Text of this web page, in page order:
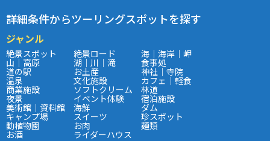
詳細条件からツーリングスポットを探す
ジャンル
絶景スポット 絶景ロード 海｜海岸｜岬
山｜高原 湖｜川｜滝 食事処
道の駅 お土産 神社｜寺院
温泉 文化施設 カフェ｜軽食
商業施設 ソフトクリーム 林道
夜景 イベント体験 宿泊施設
美術館｜資料館 海鮮 ダム
キャンプ場 スイーツ 珍スポット
動植物園 お肉 麺類
お酒 ライダーハウス